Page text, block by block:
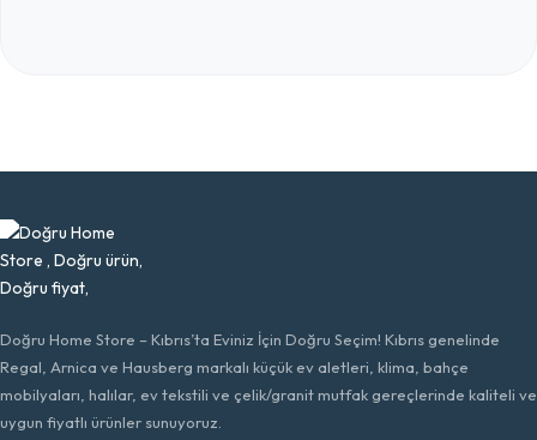
Doğru Home Store – Kıbrıs’ta Eviniz İçin Doğru Seçim! Kıbrıs genelinde
Regal, Arnica ve Hausberg markalı küçük ev aletleri, klima, bahçe
mobilyaları, halılar, ev tekstili ve çelik/granit mutfak gereçlerinde kaliteli ve
uygun fiyatlı ürünler sunuyoruz.